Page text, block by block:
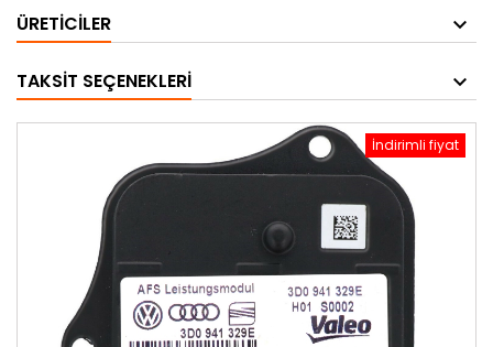
ÜRETICILER
TAKSIT SEÇENEKLERI
İndirimli fiyat